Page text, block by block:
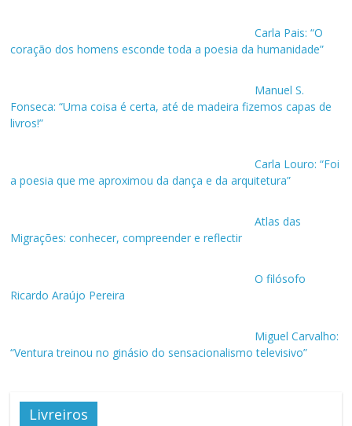
Carla Pais: “O
coração dos homens esconde toda a poesia da humanidade”
Manuel S.
Fonseca: “Uma coisa é certa, até de madeira fizemos capas de
livros!”
Carla Louro: “Foi
a poesia que me aproximou da dança e da arquitetura”
Atlas das
Migrações: conhecer, compreender e reflectir
O filósofo
Ricardo Araújo Pereira
Miguel Carvalho:
“Ventura treinou no ginásio do sensacionalismo televisivo”
Livreiros